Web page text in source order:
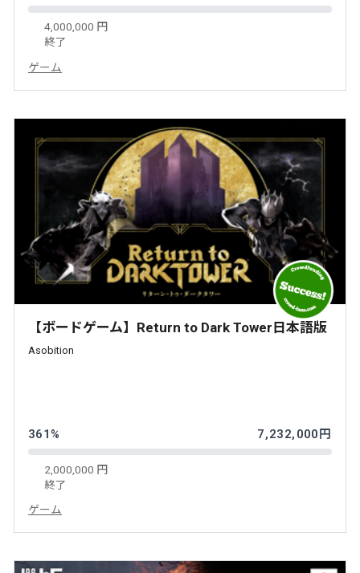
4,000,000 円
終了
ゲーム
【ボードゲーム】Return to Dark Tower日本語版
Asobition
361% 7,232,000円
2,000,000 円
終了
ゲーム